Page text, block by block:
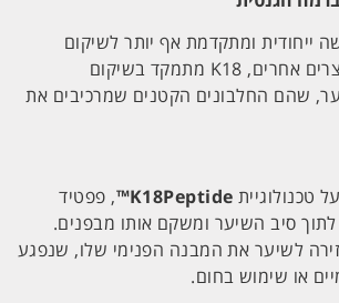
ייחודית ומתקדמת אף יותר לשיקום
השיער. בניגוד למוצרים אחרים, K18 מתמקד בשיקום
שהם החלבונים הקטנים שמרכיבים את
טכנולוגיית K18Peptide™
, פפטיד
לתוך סיב השיער ומשקם אותו מבפנים.
לשיער את המבנה הפנימי שלו, שנפגע
או שימוש בחום.